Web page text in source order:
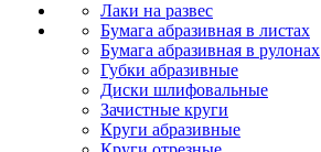
Лаки на развес
Бумага абразивная в листах
Бумага абразивная в рулонах
Губки абразивные
Диски шлифовальные
Зачистные круги
Круги абразивные